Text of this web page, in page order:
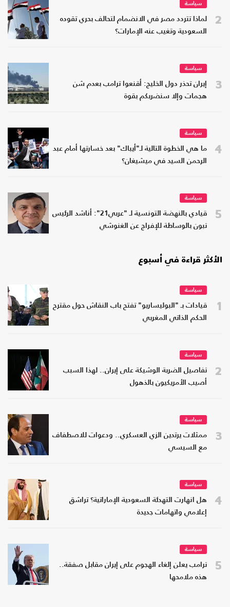
2
سياسة
لماذا تتردد مصر في الانضمام لتحالف بحري تقوده
السعودية وتغيب عنه الإمارات؟
3
سياسة
إيران تحذر دول الخليج: أقنعوا ترامب بعدم شن
هجمات وإلا سنضربكم بقوة
4
سياسة
ما هي الخطوة التالية لـ"أيباك" بعد خسارتها أمام عبد
الرحمن السيد في ميشيغان؟
5
سياسة
قيادي بالنهضة التونسية لـ "عربي21": أناشد الرئيس
تبون بالوساطة للإفراج عن الغنوشي
الأكثر قراءة في أسبوع
1
سياسة
قيادات بـ "البوليساريو" تفتح باب النقاش حول مقترح
الحكم الذاتي المغربي
2
سياسة
تفاصيل الضربة الوشيكة على إيران.. لهذا السبب
أصيب الأمريكيون بالذهول
3
سياسة
ممثلات يرتدين الزي العسكري.. ودعوات للاصطفاف
مع السيسي
4
سياسة
هل انهارت التهدئة السعودية الإماراتية؟ تراشق
إعلامي واتهامات جديدة
5
سياسة
ترامب يعلن إلغاء الهجوم على إيران مقابل صفقة..
هذه ملامحها